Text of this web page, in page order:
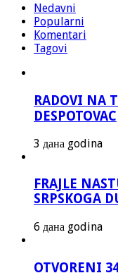
Nedavni
Popularni
Komentari
Tagovi
RADOVI NA
DESPOTOVAC
3 дана godina
FRAJLE
SRPSKOGA
6 дана godina
OTVORENI